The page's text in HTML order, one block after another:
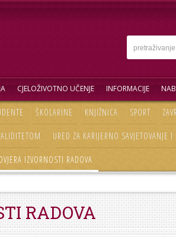
CJELOŽIVOTNO UČENJE INFORMACIJE
ŠKOLARINE KNJIŽNICA SPORT
URED ZA KARIJERNO SAVJETOVANJE I
IZVORNOSTI RADOVA
RADOVA